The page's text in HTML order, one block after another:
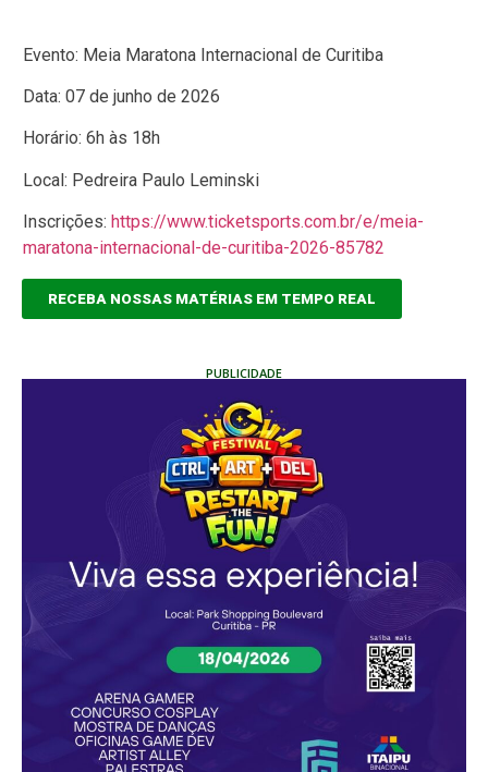
Evento: Meia Maratona Internacional de Curitiba
Data: 07 de junho de 2026
Horário: 6h às 18h
Local: Pedreira Paulo Leminski
Inscrições: https://www.ticketsports.com.br/e/meia-
maratona-internacional-de-curitiba-2026-85782
RECEBA NOSSAS MATÉRIAS EM TEMPO REAL
PUBLICIDADE